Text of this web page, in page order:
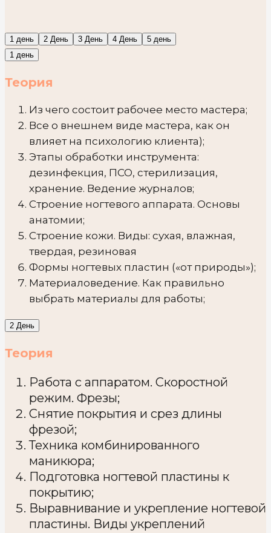
1 день 2 День 3 День 4 День
5 день
1 день
Теория
Из чего состоит рабочее место мастера;
Все о внешнем виде мастера, как он
влияет на психологию клиента);
Этапы обработки инструмента:
дезинфекция, ПСО, стерилизация,
хранение. Ведение журналов;
Строение ногтевого аппарата. Основы
анатомии;
Строение кожи. Виды: сухая, влажная,
твердая, резиновая
Формы ногтевых пластин («от природы»);
Материаловедение. Как правильно
выбрать материалы для работы;
2 День
Теория
Работа с аппаратом. Скоростной
режим. Фрезы;
Снятие покрытия и срез длины
фрезой;
Техника комбинированного
маникюра;
Подготовка ногтевой пластины к
покрытию;
Выравнивание и укрепление ногтевой
пластины. Виды укреплений